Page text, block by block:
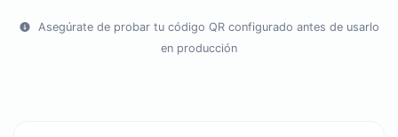
Asegúrate de probar tu código QR configurado antes de usarlo
en producción